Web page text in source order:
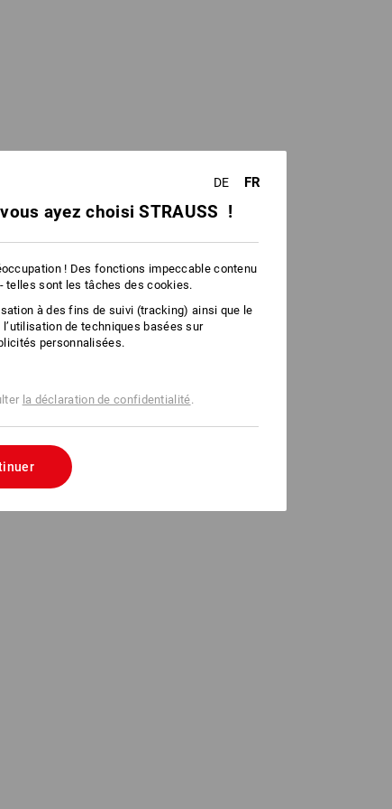
sur un total de 1 article.
DE FR
ayez choisi STRAUSS !
! Des fonctions impeccable contenu
telles sont les tâches des cookies.
à des fins de suivi (tracking) ainsi que le
de techniques basées sur
personnalisées.
la déclaration de confidentialité.